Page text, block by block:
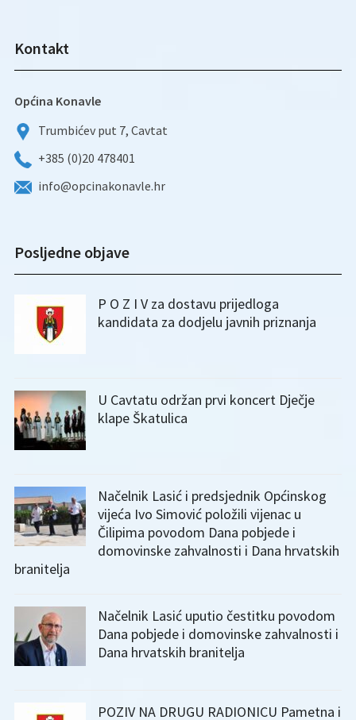
Kontakt
Općina Konavle
Trumbićev put 7, Cavtat
+385 (0)20 478401
info@opcinakonavle.hr
Posljedne objave
P O Z I V za dostavu prijedloga
kandidata za dodjelu javnih priznanja
U Cavtatu održan prvi koncert Dječje
klape Škatulica
Načelnik Lasić i predsjednik Općinskog
vijeća Ivo Simović položili vijenac u
Čilipima povodom Dana pobjede i
domovinske zahvalnosti i Dana hrvatskih
branitelja
Načelnik Lasić uputio čestitku povodom
Dana pobjede i domovinske zahvalnosti i
Dana hrvatskih branitelja
POZIV NA DRUGU RADIONICU Pametna i